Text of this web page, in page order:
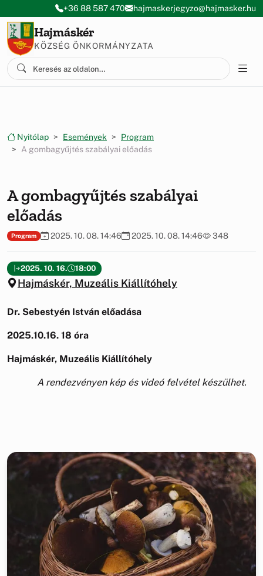
Ugrás a menüre
Ugrás a tartalomra
+36 88 587 470 hajmaskerjegyzo@hajmasker.hu
Hajmáskér
KÖZSÉG ÖNKORMÁNYZATA
Nyitólap Események
Program
A gombagyűjtés szabályai előadás
A gombagyűjtés szabályai
előadás
Program 2025. 10. 08. 14:46 2025. 10. 08. 14:46 348
2025. 10. 16. 18:00
Hajmáskér, Muzeális Kiállítóhely
Dr. Sebestyén István előadása
2025.10.16. 18 óra
Hajmáskér, Muzeális Kiállítóhely
A rendezvényen kép és videó felvétel készülhet.